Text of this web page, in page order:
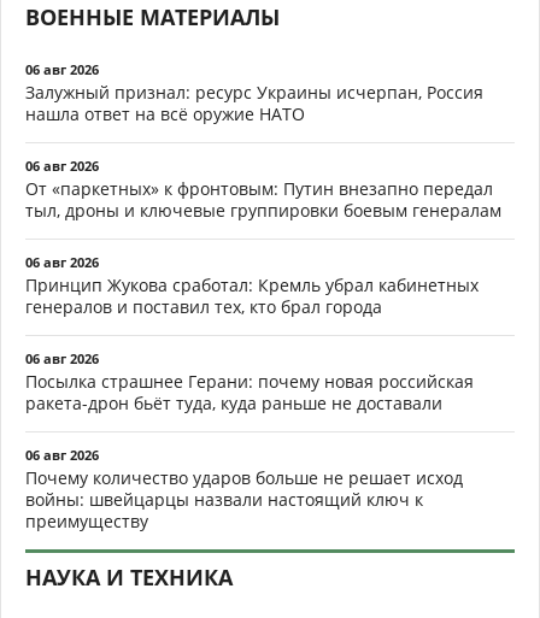
ВОЕННЫЕ МАТЕРИАЛЫ
06 авг 2026
Залужный признал: ресурс Украины исчерпан, Россия
нашла ответ на всё оружие НАТО
06 авг 2026
От «паркетных» к фронтовым: Путин внезапно передал
тыл, дроны и ключевые группировки боевым генералам
06 авг 2026
Принцип Жукова сработал: Кремль убрал кабинетных
генералов и поставил тех, кто брал города
06 авг 2026
Посылка страшнее Герани: почему новая российская
ракета-дрон бьёт туда, куда раньше не доставали
06 авг 2026
Почему количество ударов больше не решает исход
войны: швейцарцы назвали настоящий ключ к
преимуществу
НАУКА И ТЕХНИКА